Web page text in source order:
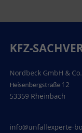
KFZ-
Nordbeck GmbH &
Heisenbergstraße 12
53359 Rheinbach
info@unfallexperte-